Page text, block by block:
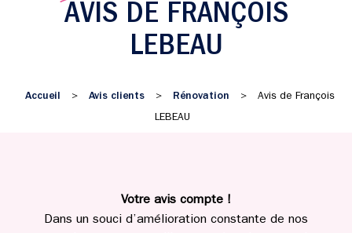
AVIS DE FRANÇOIS
LEBEAU
Accueil > Avis clients > Rénovation > Avis de François
LEBEAU
Votre avis compte !
Dans un souci d’amélioration constante de nos